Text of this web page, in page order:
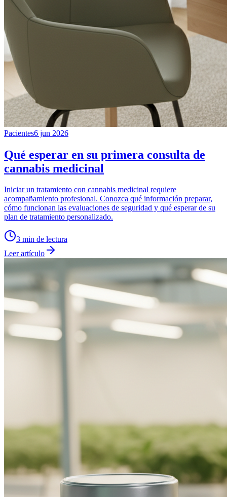
Pacientes6 jun 2026
Qué esperar en su primera consulta de
cannabis medicinal
Iniciar un tratamiento con cannabis medicinal requiere
acompañamiento profesional. Conozca qué información preparar,
cómo funcionan las evaluaciones de seguridad y qué esperar de su
plan de tratamiento personalizado.
3 min de lectura
Leer artículo